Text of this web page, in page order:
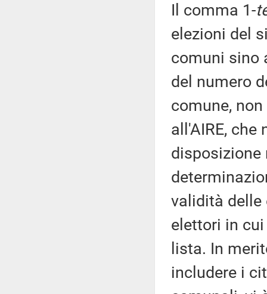
Il comma 1-
elezioni del
comuni sino
del numero
comune,
all'AIRE,
disposizione
validità delle
elettori in
lista. In
includere i